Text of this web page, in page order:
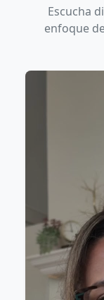
Escucha
enfoque